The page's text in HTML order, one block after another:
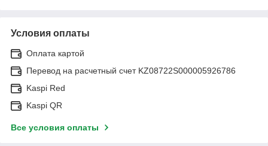
Условия оплаты
Оплата картой
Перевод на расчетный счет KZ08722S000005926786
Kaspi Red
Kaspi QR
Все условия оплаты